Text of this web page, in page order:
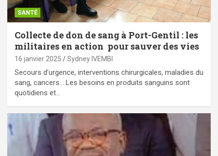
SANTÉ
Collecte de don de sang à Port-Gentil : les
militaires en action pour sauver des vies
16 janvier 2025 Sydney IVEMBI
Secours d’urgence, interventions chirurgicales, maladies du
sang, cancers… Les besoins en produits sanguins sont
quotidiens et…